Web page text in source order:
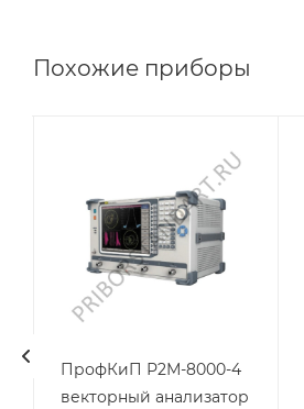
Похожие приборы
ПрофКиП Р2М-8000-4
векторный анализатор